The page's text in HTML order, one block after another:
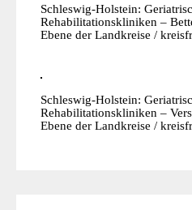
Schleswig-Holstein:
Rehabilitationskliniken –
Ebene der Landkreise /
Schleswig-Holstein:
Rehabilitationskliniken –
Ebene der Landkreise /